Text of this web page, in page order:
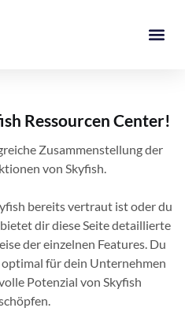
Ressourcen Center!
Zusammenstellung der
von Skyfish.
bereits vertraut ist oder du
dir diese Seite detaillierte
der einzelnen Features. Du
für dein Unternehmen
Potenzial von Skyfish